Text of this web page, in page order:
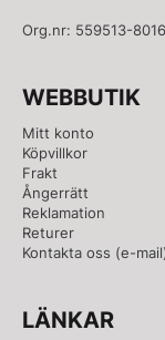
Org.nr: 559513-8016
WEBBUTIK
Mitt konto
Köpvillkor
Frakt
Ångerrätt
Reklamation
Returer
Kontakta oss (e-
LÄNKAR